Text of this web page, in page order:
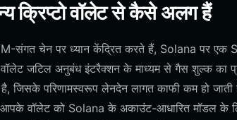
क्रिप्टो वॉलेट से कैसे अलग हैं
संगत चेन पर ध्यान केंद्रित करते हैं, Solana पर
जटिल अनुबंध इंटरैक्शन के माध्यम से गैस शुल्क
है, जिसके परिणामस्वरूप लेनदेन लागत काफी कम हो
वॉलेट को Solana के अकाउंट-आधारित मॉडल के